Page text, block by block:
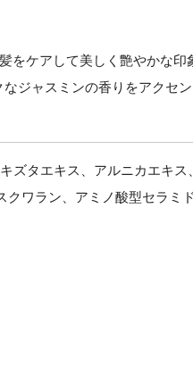
ケアして美しく艶やかな印
ジャスミンの香りをアクセ
ズタエキス、アルニカエキス
ワラン、アミノ酸型セラミ